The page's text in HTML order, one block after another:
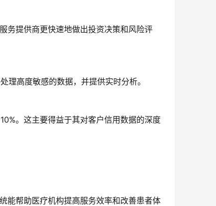
务提供商更快速地做出投资决策和风险评
理高度敏感的数据，并提供实时分析。
。这主要得益于其对客户信用数据的深度
能帮助医疗机构提高服务效率和改善患者体